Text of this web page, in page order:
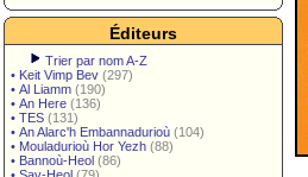
Éditeurs
Trier par nom A-Z
• Keit Vimp Bev (297)
• Al Liamm (190)
• An Here (136)
• TES (131)
• An Alarc'h Embannadurioù (104)
• Mouladurioù Hor Yezh (88)
• Bannoù-Heol (86)